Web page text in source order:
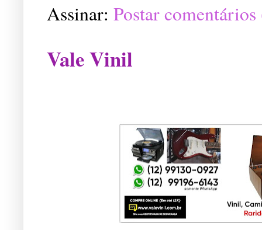
Assinar: Postar
Vale Vinil